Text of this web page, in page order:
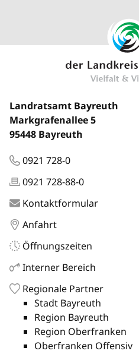
Landratsamt Bayreuth
Markgrafenallee 5
95448 Bayreuth
0921 728-0
0921 728-88-0
Kontaktformular
Anfahrt
Öffnungszeiten
Interner Bereich
Regionale Partner
Stadt Bayreuth
Region Bayreuth
Region Oberfranken
Oberfranken Offensiv